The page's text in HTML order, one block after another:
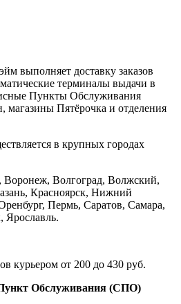
выполняет доставку заказов
терминалы выдачи в
Пункты Обслуживания
Пятёрочка и отделения
в крупных городах
Воронеж, Волгоград, Волжский,
Красноярск, Нижний
Пермь, Саратов, Самара,
Ярославль.
курьером от 200 до 430 руб.
Обслуживания (СПО)